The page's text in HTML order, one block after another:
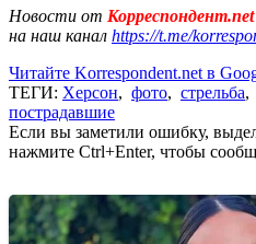
Новости от Корреспондент.net
на наш канал https://t.me/
Читайте Korrespondent.net в
ТЕГИ: Херсон, фото, стрельба,
пострадавшие
Если вы заметили ошибку,
нажмите Ctrl+Enter, чтобы